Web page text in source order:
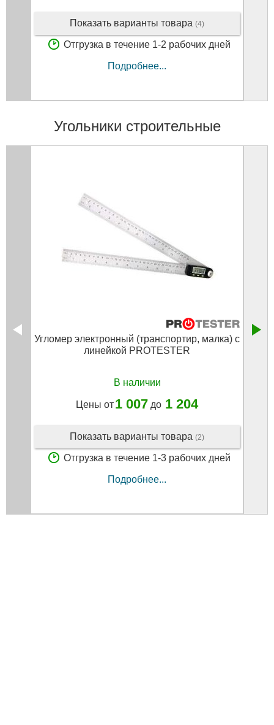
Показать варианты товара (4)
Отгрузка в течение 1-2 рабочих дней
Подробнее...
Угольники строительные
Угломер электронный (транспортир, малка) с
линейкой PROTESTER
В наличии
Цены от1 007 до 1 204
Показать варианты товара (2)
Отгрузка в течение 1-3 рабочих дней
Подробнее...